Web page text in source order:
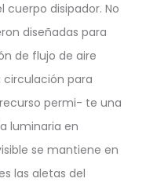
cuerpo disipador. No
diseñadas para
de flujo de aire
para
permi- te una
luminaria en
se mantiene en
las aletas del